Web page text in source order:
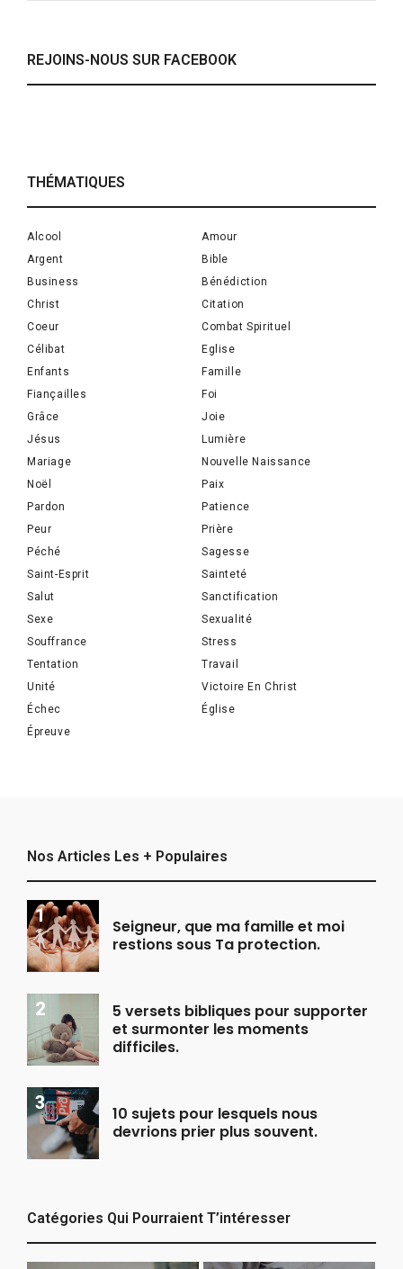
REJOINS-NOUS SUR FACEBOOK
THÉMATIQUES
Alcool
Amour
Argent
Bible
Business
Bénédiction
Christ
Citation
Coeur
Combat Spirituel
Célibat
Eglise
Enfants
Famille
Fiançailles
Foi
Grâce
Joie
Jésus
Lumière
Mariage
Nouvelle Naissance
Noël
Paix
Pardon
Patience
Peur
Prière
Péché
Sagesse
Saint-Esprit
Sainteté
Salut
Sanctification
Sexe
Sexualité
Souffrance
Stress
Tentation
Travail
Unité
Victoire En Christ
Échec
Église
Épreuve
Nos Articles Les + Populaires
Seigneur, que ma famille et moi
restions sous Ta protection.
5 versets bibliques pour supporter
et surmonter les moments
difficiles.
10 sujets pour lesquels nous
devrions prier plus souvent.
Catégories Qui Pourraient T’intéresser